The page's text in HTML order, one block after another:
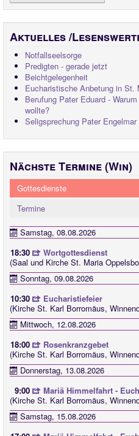
Aktuelles /
Notfallseelsorge
Predigten - gerade jetzt
Beichtgelegenheit
Eucharistische Anbetung in St.
Berufung Pater Eduard -
wollte?
Seligsprechung Pater
Nächste Termine (Win)
Gottesdienste
Termine
Samstag, 08.08.2026
18:30
Wortgottesdienst
(Saal und Kirche St. Maria
Sonntag, 09.08.2026
10:30
Eucharistiefeier
(Kirche St. Karl Borromäus,
Mittwoch, 12.08.2026
18:00
Rosenkranzgebet
(Kirche St. Karl Borromäus,
Donnerstag, 13.08.2026
9:00
Mariä Himmelfahrt -
(Kirche St. Karl Borromäus,
Samstag, 15.08.2026